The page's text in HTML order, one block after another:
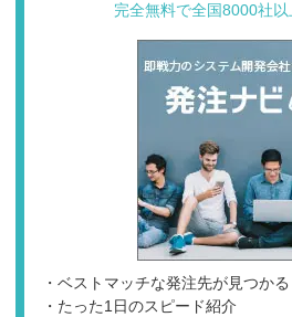
完全無料で全国8000社
・ベストマッチな発注先が見つかる
・たった1日のスピード紹介